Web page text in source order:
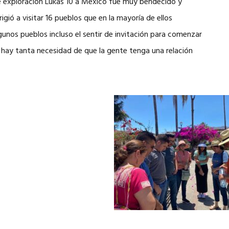
a visitar 16 pueblos que en la mayoría de ellos
pueblos incluso el sentir de invitación para comenzar
tanta necesidad de que la gente tenga una relación